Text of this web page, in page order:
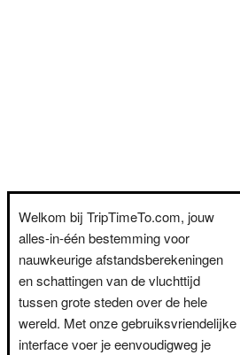
Welkom bij TripTimeTo.com, jouw
alles-in-één bestemming voor
nauwkeurige afstandsberekeningen
en schattingen van de vluchttijd
tussen grote steden over de hele
wereld. Met onze gebruiksvriendelijke
interface voer je eenvoudigweg je